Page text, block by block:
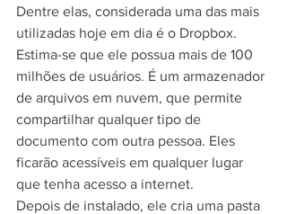
Dentre elas, considerada uma das mais
utilizadas hoje em dia é o Dropbox.
Estima-se que ele possua mais de 100
milhões de usuários. É um armazenador
de arquivos em nuvem, que permite
compartilhar qualquer tipo de
documento com outra pessoa. Eles
ficarão acessíveis em qualquer lugar
que tenha acesso a internet.
Depois de instalado, ele cria uma pasta